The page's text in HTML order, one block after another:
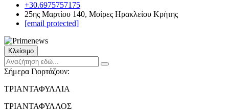
+30.6975757175
25ης Μαρτίου 140, Μοίρες Ηρακλείου Κρήτης
[email protected]
Κλείσιμο
Σήμερα Γιορτάζουν:
ΤΡΙΑΝΤΑΦΥΛΛΙΑ
ΤΡΙΑΝΤΑΦΥΛΛΟΣ